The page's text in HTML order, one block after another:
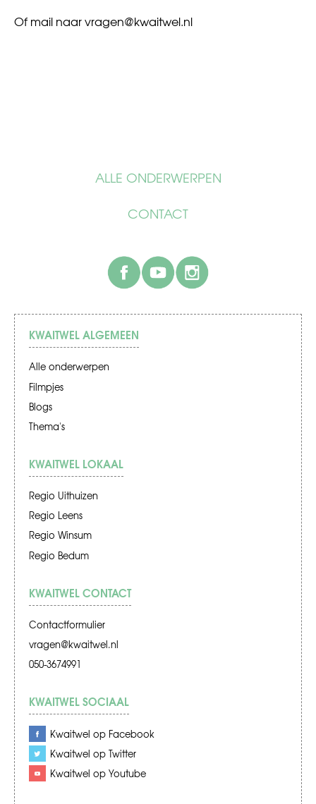
ALLE ONDERWERPEN
CONTACT
facebook
Of mail naarvragen@kwaitwel.nl
KWAITWEL ALGEMEEN
Alle onderwerpen
Filmpjes
Blogs
Thema's
KWAITWEL LOKAAL
Regio Uithuizen
Regio Leens
Regio Winsum
Regio Bedum
KWAITWEL CONTACT
Contactformulier
vragen@kwaitwel.nl
050-3674991
KWAITWEL SOCIAAL
Kwaitwel op Facebook
Kwaitwel op Twitter
Kwaitwel op Youtube